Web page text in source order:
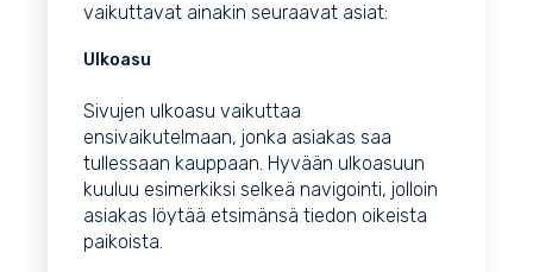
vaikuttavat ainakin seuraavat asiat:
Ulkoasu
Sivujen ulkoasu vaikuttaa
ensivaikutelmaan, jonka asiakas saa
tullessaan kauppaan. Hyvään ulkoasuun
kuuluu esimerkiksi selkeä navigointi, jolloin
asiakas löytää etsimänsä tiedon oikeista
paikoista.